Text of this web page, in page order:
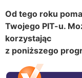
Od tego roku
Twojego PIT-u.
korzystając
z poniższego